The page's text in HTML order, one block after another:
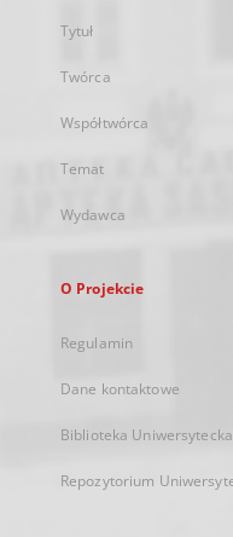
Tytuł
Twórca
Współtwórca
Temat
Wydawca
O Projekcie
Regulamin
Dane kontaktowe
Biblioteka
Repozytorium